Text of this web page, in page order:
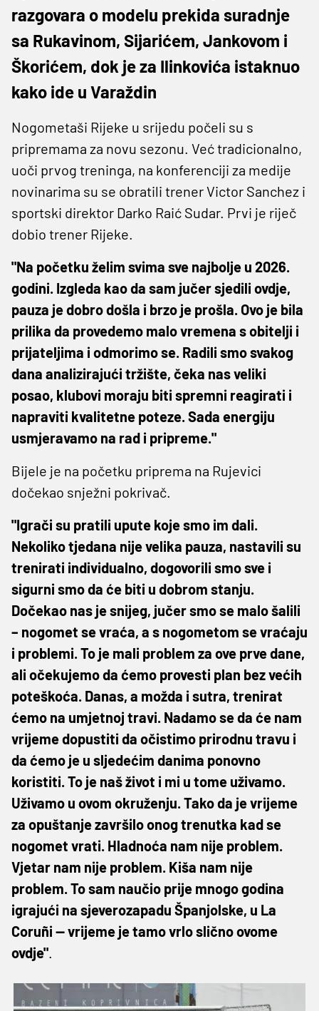
razgovara o modelu prekida suradnje
sa Rukavinom, Sijarićem, Jankovom i
Škorićem, dok je za Ilinkovića istaknuo
kako ide u Varaždin
Nogometaši Rijeke u srijedu počeli su s
pripremama za novu sezonu. Već tradicionalno,
uoči prvog treninga, na konferenciji za medije
novinarima su se obratili trener Victor Sanchez i
sportski direktor Darko Raić Sudar. Prvi je riječ
dobio trener Rijeke.
"Na početku želim svima sve najbolje u 2026.
godini. Izgleda kao da sam jučer sjedili ovdje,
pauza je dobro došla i brzo je prošla. Ovo je bila
prilika da provedemo malo vremena s obitelji i
prijateljima i odmorimo se. Radili smo svakog
dana analizirajući tržište, čeka nas veliki
posao, klubovi moraju biti spremni reagirati i
napraviti kvalitetne poteze. Sada energiju
usmjeravamo na rad i pripreme."
Bijele je na početku priprema na Rujevici
dočekao snježni pokrivač.
"Igrači su pratili upute koje smo im dali.
Nekoliko tjedana nije velika pauza, nastavili su
trenirati individualno, dogovorili smo sve i
sigurni smo da će biti u dobrom stanju.
Dočekao nas je snijeg, jučer smo se malo šalili
– nogomet se vraća, a s nogometom se vraćaju
i problemi. To je mali problem za ove prve dane,
ali očekujemo da ćemo provesti plan bez većih
poteškoća. Danas, a možda i sutra, trenirat
ćemo na umjetnoj travi. Nadamo se da će nam
vrijeme dopustiti da očistimo prirodnu travu i
da ćemo je u sljedećim danima ponovno
koristiti. To je naš život i mi u tome uživamo.
Uživamo u ovom okruženju. Tako da je vrijeme
za opuštanje završilo onog trenutka kad se
nogomet vrati. Hladnoća nam nije problem.
Vjetar nam nije problem. Kiša nam nije
problem. To sam naučio prije mnogo godina
igrajući na sjeverozapadu Španjolske, u La
Coruñi — vrijeme je tamo vrlo slično ovome
ovdje".